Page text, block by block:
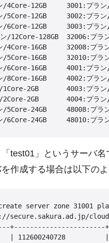
/4Core-12GB     3001:プラ
/5Core-12GB     3002:プラ
/6Core-12GB     3003:プラ
ン/12Core-128GB  32006:プ
/4Core-16GB     32008:プラ
/5Core-16GB     32010:プラ
/6Core-16GB     4001:プラ
/8Core-16GB     4002:プラ
/1Core-2GB       4003:プラ
/2Core-2GB       4004:プラ
/5Core-24GB     48008:プラ
test01」というサーバ名
作成する場合は以下のよ
server zone 31001
secure.sakura.ad.jp/
+-----------------------+
112600240728          |